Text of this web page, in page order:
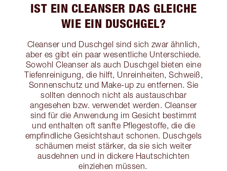
IST EIN CLEANSER DAS GLEICHE
WIE EIN DUSCHGEL?
Cleanser und Duschgel sind sich zwar ähnlich,
aber es gibt ein paar wesentliche Unterschiede.
Sowohl Cleanser als auch Duschgel bieten eine
Tiefenreinigung, die hilft, Unreinheiten, Schweiß,
Sonnenschutz und Make-up zu entfernen. Sie
sollten dennoch nicht als austauschbar
angesehen bzw. verwendet werden. Cleanser
sind für die Anwendung im Gesicht bestimmt
und enthalten oft sanfte Pflegestoffe, die die
empfindliche Gesichtshaut schonen. Duschgels
schäumen meist stärker, da sie sich weiter
ausdehnen und in dickere Hautschichten
einziehen müssen.